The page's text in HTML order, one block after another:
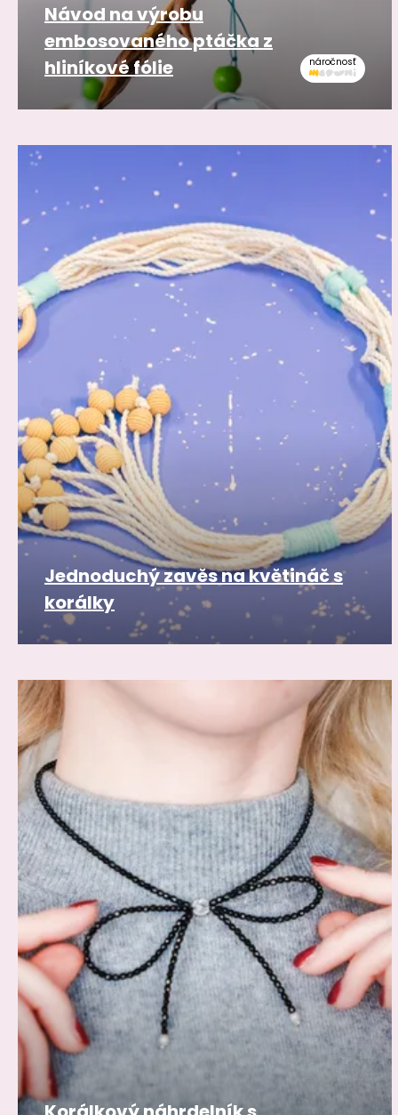
náročnosť
Návod na výrobu
embosovaného ptáčka z
hliníkové fólie
Jednoduchý zavěs na květináč s
korálky